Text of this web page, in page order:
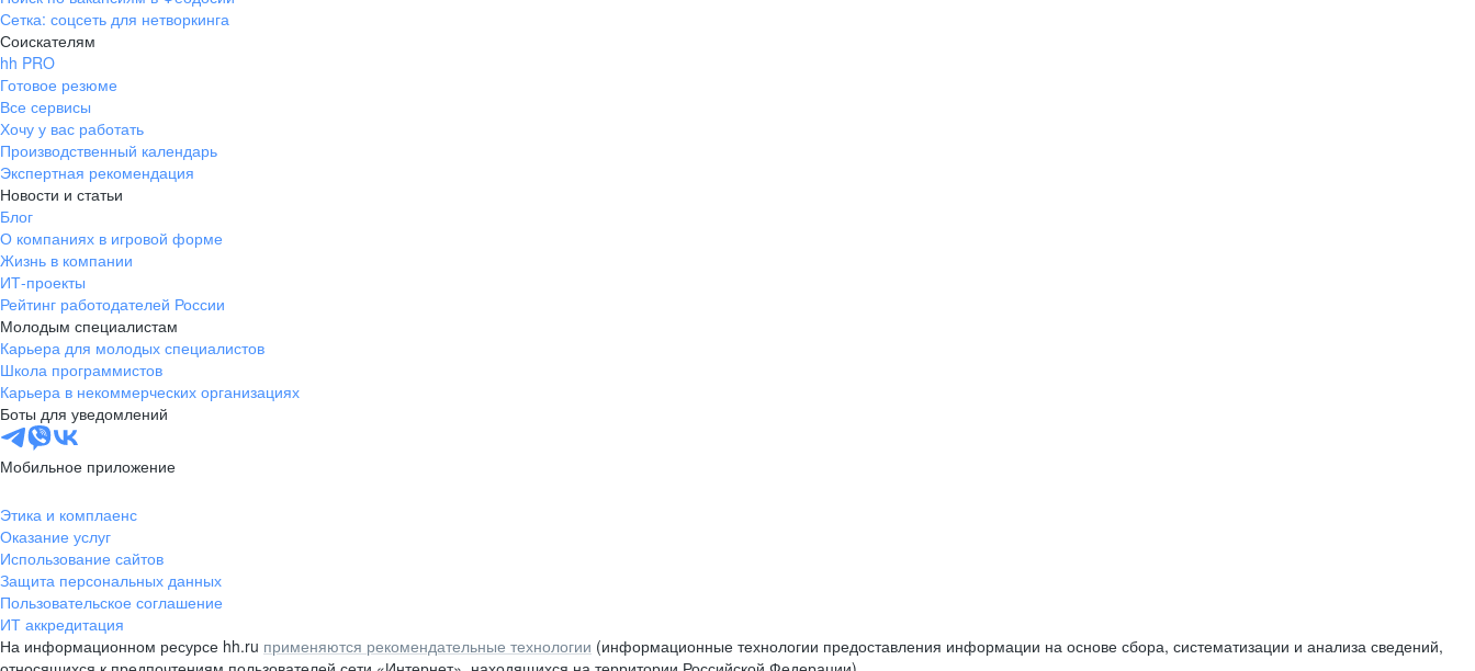
Сетка: соцсеть для нетворкинга
Соискателям
hh PRO
Готовое резюме
Все сервисы
Хочу у вас работать
Производственный календарь
Экспертная рекомендация
Новости и статьи
Блог
О компаниях в игровой форме
Жизнь в компании
ИТ-проекты
Рейтинг работодателей России
Молодым специалистам
Карьера для молодых специалистов
Школа программистов
Карьера в некоммерческих организациях
Боты для уведомлений
Мобильное приложение
Этика и комплаенс
Оказание услуг
Использование сайтов
Защита персональных данных
Пользовательское соглашение
ИТ аккредитация
На информационном ресурсе hh.ru применяются рекомендательные технологии (информационные технологии предоставления информации на основе сбора, систематизации и анализа сведений,